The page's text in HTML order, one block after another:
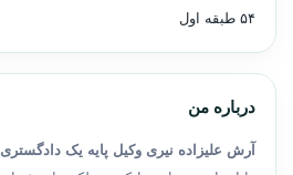
۵۴ طبقه اول
درباره من
آرش علیزاده نیری وکیل پایه یک دادگستری